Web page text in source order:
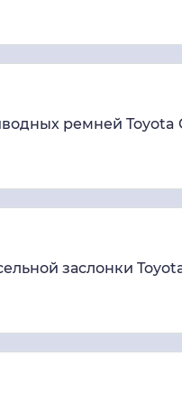
ремней Toyota
заслонки